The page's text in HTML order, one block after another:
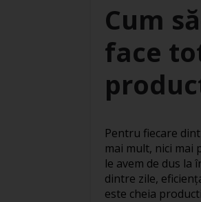
Cum
face
Pentru fiecare
mai mult, nici mai
le avem de dus
dintre zile,
este cheia